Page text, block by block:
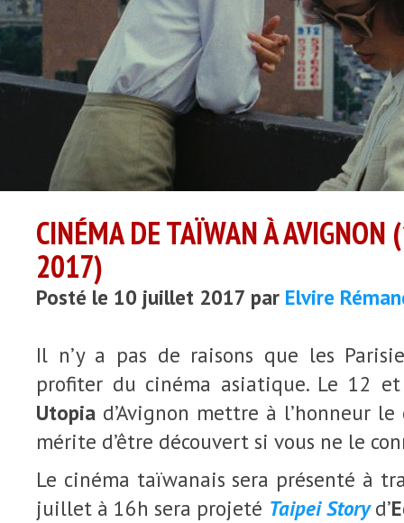
CINÉMA DE TAÏWAN À
2017)
Posté le 10 juillet 2017 par Elvire
Il n’y a pas de raisons que les
profiter du cinéma asiatique. Le 12
Utopia d’Avignon mettre à l’honneur
mérite d’être découvert si vous ne le
Le cinéma taïwanais sera présenté à
juillet à 16h sera projeté Taipei Storyd’